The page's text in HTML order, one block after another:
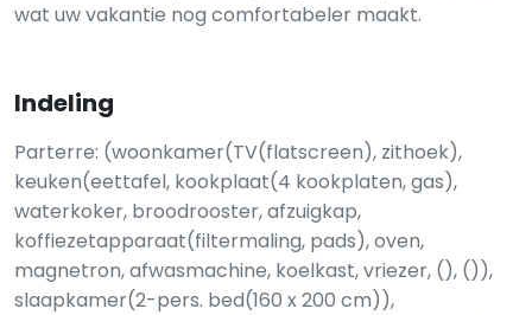
wat uw vakantie nog comfortabeler maakt.
Indeling
Parterre: (woonkamer(TV(flatscreen), zithoek),
keuken(eettafel, kookplaat(4 kookplaten, gas),
waterkoker, broodrooster, afzuigkap,
koffiezetapparaat(filtermaling, pads), oven,
magnetron, afwasmachine, koelkast, vriezer, (), ()),
slaapkamer(2-pers. bed(160 x 200 cm)),